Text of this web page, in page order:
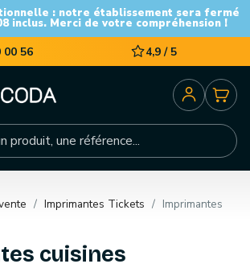
: notre établissement sera fermé
inclus. Merci de votre compréhension !
00 56 4,9 / 5
Imprimantes Tickets
Imprimantes
cuisines